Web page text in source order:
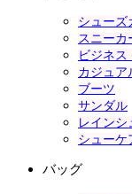
シューズ
スニーカ
ビジネス
カジュア
ブーツ
サンダル
レインシ
シューケ
バッグ